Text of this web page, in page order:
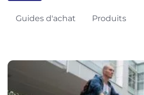
Guides d'achat Produits